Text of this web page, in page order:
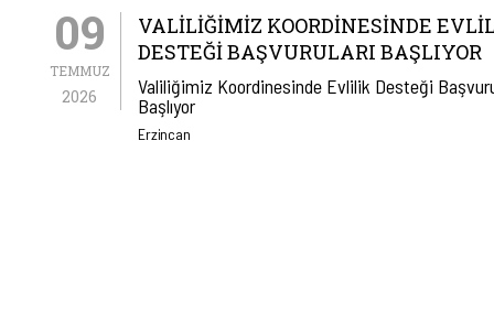
09
TEMMUZ
2026
VALILIĞIMIZ KOORDINESINDE
DESTEĞI BAŞVURULARI BAŞLIYOR
Valiliğimiz Koordinesinde Evlilik Desteği
Başlıyor
Erzincan